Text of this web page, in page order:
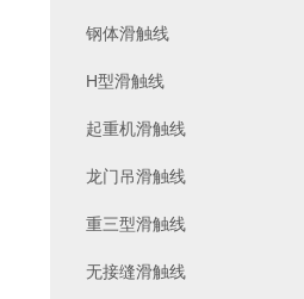
钢体滑触线
H型滑触线
起重机滑触线
龙门吊滑触线
重三型滑触线
无接缝滑触线